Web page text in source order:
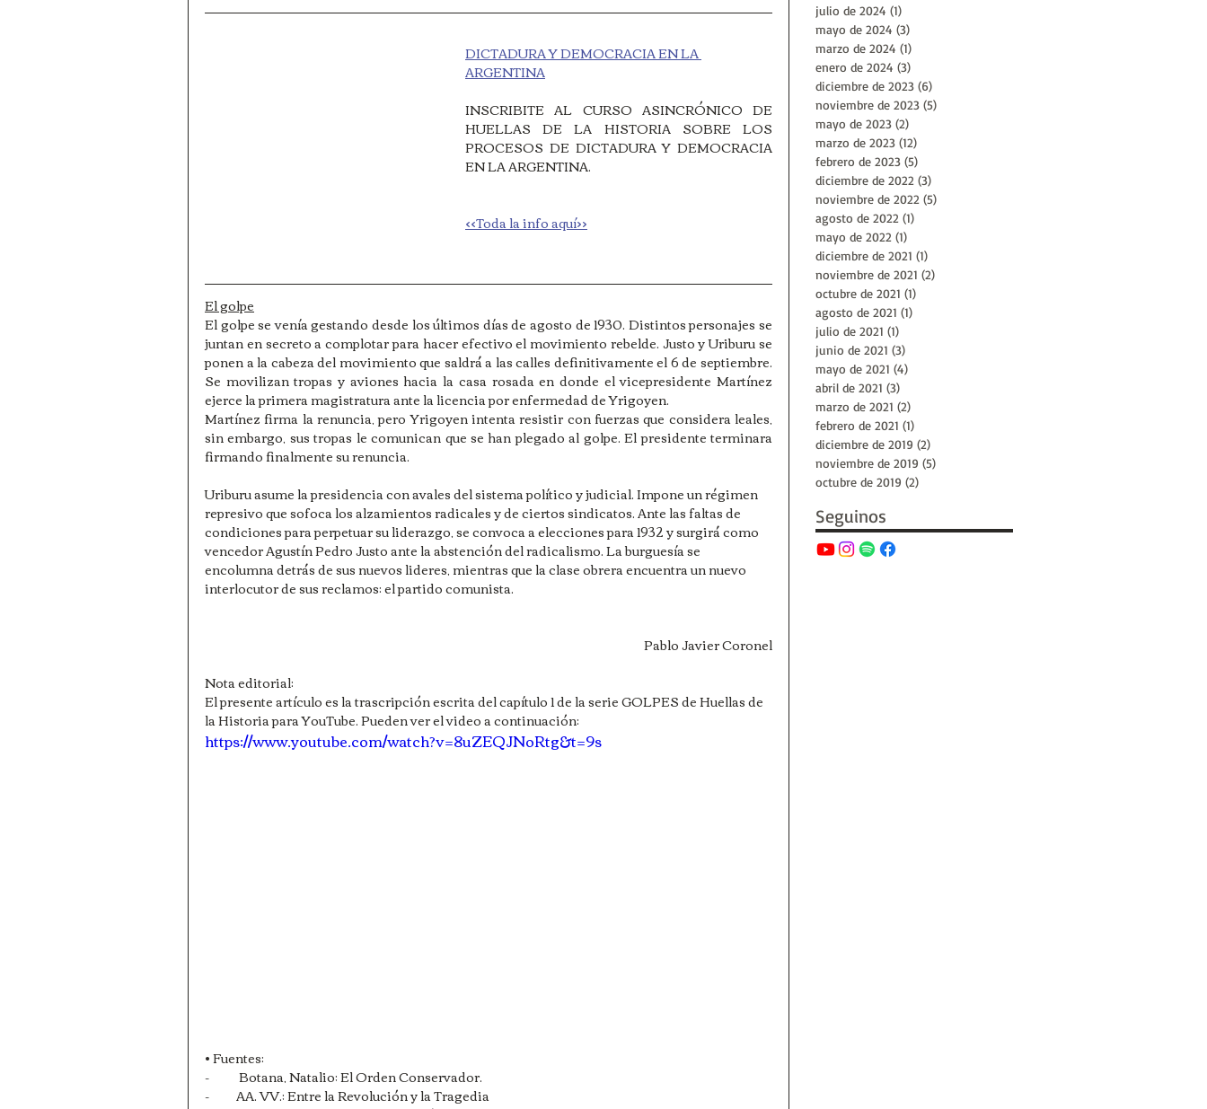
DICTADURA Y DEMOCRACIA EN LA
ARGENTINA
INSCRIBITE AL CURSO ASINCRÓNICO DE
HUELLAS DE LA HISTORIA SOBRE LOS
PROCESOS DE DICTADURA Y DEMOCRACIA
EN LA ARGENTINA.
<<Toda la info aquí>>
El golpe
El golpe se venía gestando desde los últimos días de agosto de 1930. Distintos personajes se
juntan en secreto a complotar para hacer efectivo el movimiento rebelde. Justo y Uriburu se
ponen a la cabeza del movimiento que saldrá a las calles definitivamente el 6 de septiembre.
Se movilizan tropas y aviones hacia la casa rosada en donde el vicepresidente Martínez
ejerce la primera magistratura ante la licencia por enfermedad de Yrigoyen.
Martínez firma la renuncia, pero Yrigoyen intenta resistir con fuerzas que considera leales,
sin embargo, sus tropas le comunican que se han plegado al golpe. El presidente terminara
firmando finalmente su renuncia.
Uriburu asume la presidencia con avales del sistema político y judicial. Impone un régimen
represivo que sofoca los alzamientos radicales y de ciertos sindicatos. Ante las faltas de
condiciones para perpetuar su liderazgo, se convoca a elecciones para 1932 y surgirá como
vencedor Agustín Pedro Justo ante la abstención del radicalismo. La burguesía se
encolumna detrás de sus nuevos lideres, mientras que la clase obrera encuentra un nuevo
interlocutor de sus reclamos: el partido comunista.
Pablo Javier Coronel
Nota editorial:
El presente artículo es la trascripción escrita del capítulo 1 de la serie GOLPES de Huellas de
la Historia para YouTube. Pueden ver el video a continuación:
https://www.youtube.com/watch?v=8uZEQJNoRtg&t=9s
• Fuentes:
-           Botana, Natalio; El Orden Conservador.
-          AA. VV.; Entre la Revolución y la Tragedia
julio de 2024 (1)
mayo de 2024 (3)
marzo de 2024 (1)
enero de 2024 (3)
diciembre de 2023 (6)
noviembre de 2023 (5)
mayo de 2023 (2)
marzo de 2023 (12)
febrero de 2023 (5)
diciembre de 2022 (3)
noviembre de 2022 (5)
agosto de 2022 (1)
mayo de 2022 (1)
diciembre de 2021 (1)
noviembre de 2021 (2)
octubre de 2021 (1)
agosto de 2021 (1)
julio de 2021 (1)
junio de 2021 (3)
mayo de 2021 (4)
abril de 2021 (3)
marzo de 2021 (2)
febrero de 2021 (1)
diciembre de 2019 (2)
noviembre de 2019 (5)
octubre de 2019 (2)
Seguinos